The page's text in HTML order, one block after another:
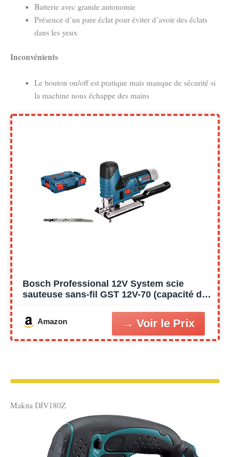
Batterie avec grande autonomie
Présence d’un pare éclat pour éviter d’avoir des éclats
dans les yeux
Inconvénients
Le bouton on/off est pratique mais manque de sécurité si
la machine nous échappe des mains
Bosch Professional 12V System scie
sauteuse sans-fil GST 12V-70 (capacité de
de scie, patin de glissement, pare-éclats,
L-BOXX)
Amazon
Makita DJV180Z